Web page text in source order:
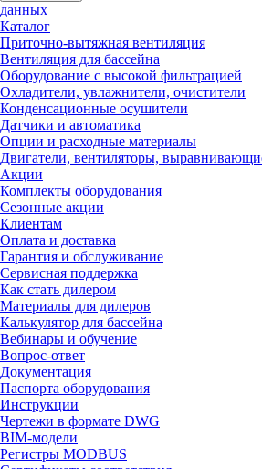
данных
Каталог
Приточно-вытяжная вентиляция
Вентиляция для бассейна
Оборудование с высокой фильтрацией
Охладители, увлажнители, очистители
Конденсационные осушители
Датчики и автоматика
Опции и расходные материалы
Двигатели, вентиляторы,
Акции
Комплекты оборудования
Сезонные акции
Клиентам
Оплата и доставка
Гарантия и обслуживание
Сервисная поддержка
Как стать дилером
Материалы для дилеров
Калькулятор для бассейна
Вебинары и обучение
Вопрос-ответ
Документация
Паспорта оборудования
Инструкции
Чертежи в формате DWG
BIM-модели
Регистры MODBUS